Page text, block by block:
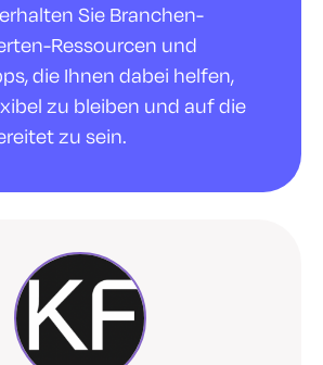
Sie Branchen-
Ressourcen und
die Ihnen dabei helfen,
zu bleiben und auf die
zu sein.